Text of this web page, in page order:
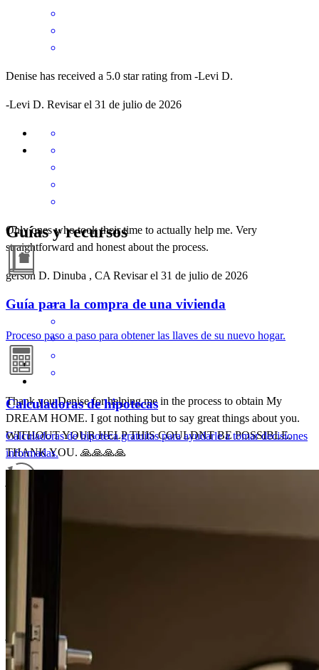
Denise has received a 5.0 star rating from -Levi D.
-Levi D. Revisar el 31 de julio de 2026
Only ones who took their time to actually help me. Very
straightforward and honest about the process.
gerson D. Dinuba , CA Revisar el 31 de julio de 2026
Thank you Denise for helping me in the process to obtain My
DREAM HOME. I got nothing but to say great things about you.
WITHOUT YOUR HELP THIS COULDNT BE POSSIBLE.
THANK YOU. 🙏🙏🙏🙏
Very helpful and professional.
jorge M. Shafter
Guías y recursos
Guía para la compra de una vivienda
Proceso paso a paso para obtener las llaves de su nuevo hogar.
Calculadoras de hipotecas
Calculadoras de hipoteca gratuitas para ayudarle a tomar decisiones
informadas.
Guía de refinanciamiento